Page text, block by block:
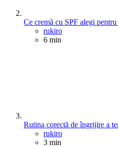
Ce cremă cu SPF alegi pentru
Posted
rukiro
6 min
Rutina corectă de îngrijire a
Posted
rukiro
3 min